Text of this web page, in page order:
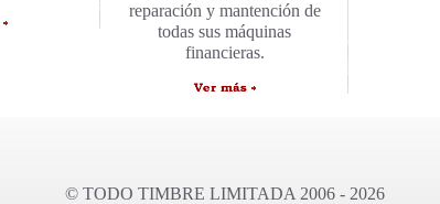
reparación y mantención de
todas sus máquinas
financieras.
© TODO TIMBRE LIMITADA 2006 - 2026